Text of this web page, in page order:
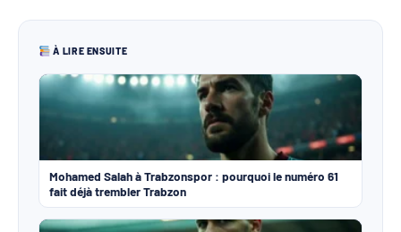
À LIRE ENSUITE
Mohamed Salah à Trabzonspor : pourquoi le numéro 61
fait déjà trembler Trabzon